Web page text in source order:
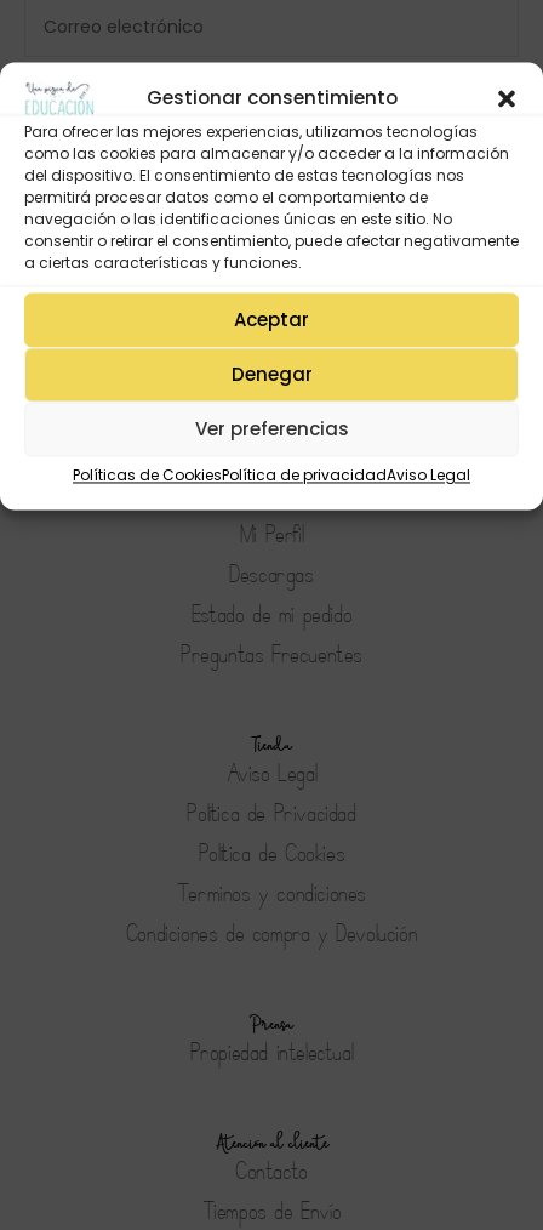
Gestionar consentimiento
Para ofrecer las mejores experiencias, utilizamos tecnologías
como las cookies para almacenar y/o acceder a la información
del dispositivo. El consentimiento de estas tecnologías nos
permitirá procesar datos como el comportamiento de
navegación o las identificaciones únicas en este sitio. No
consentir o retirar el consentimiento, puede afectar negativamente
a ciertas características y funciones.
Aceptar
Denegar
Ver preferencias
Políticas de CookiesPolítica de privacidadAviso Legal
Mi Cuenta
Lista de deseos
Mi Perfil
Descargas
Estado de mi pedido
Preguntas Frecuentes
Tienda
Aviso Legal
Política de Privacidad
Política de Cookies
Terminos y condiciones
Condiciones de compra y Devolución
Prensa
Propiedad intelectual
Atención al cliente
Contacto
Tiempos de Envío